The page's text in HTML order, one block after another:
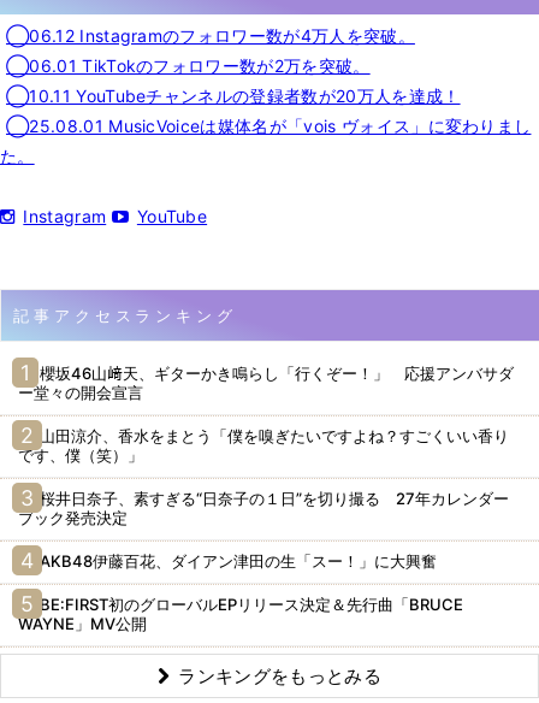
◯06.12 Instagramのフォロワー数が4万人を突破。
◯06.01 TikTokのフォロワー数が2万を突破。
◯10.11 YouTubeチャンネルの登録者数が20万人を達成！
◯25.08.01 MusicVoiceは媒体名が「vois ヴォイス」に変わりまし
た。
Instagram YouTube
記事アクセスランキング
櫻坂46山﨑天、ギターかき鳴らし「行くぞー！」 応援アンバサダ
ー堂々の開会宣言
山田涼介、香水をまとう「僕を嗅ぎたいですよね？すごくいい香り
です、僕（笑）」
桜井日奈子、素すぎる“日奈子の１日”を切り撮る 27年カレンダー
ブック発売決定
AKB48伊藤百花、ダイアン津田の生「スー！」に大興奮
BE:FIRST初のグローバルEPリリース決定＆先行曲「BRUCE
WAYNE」MV公開
ランキングをもっとみる